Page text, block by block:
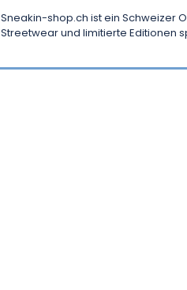
Sneakin-shop.ch ist ein Schweizer
Streetwear und limitierte Editionen